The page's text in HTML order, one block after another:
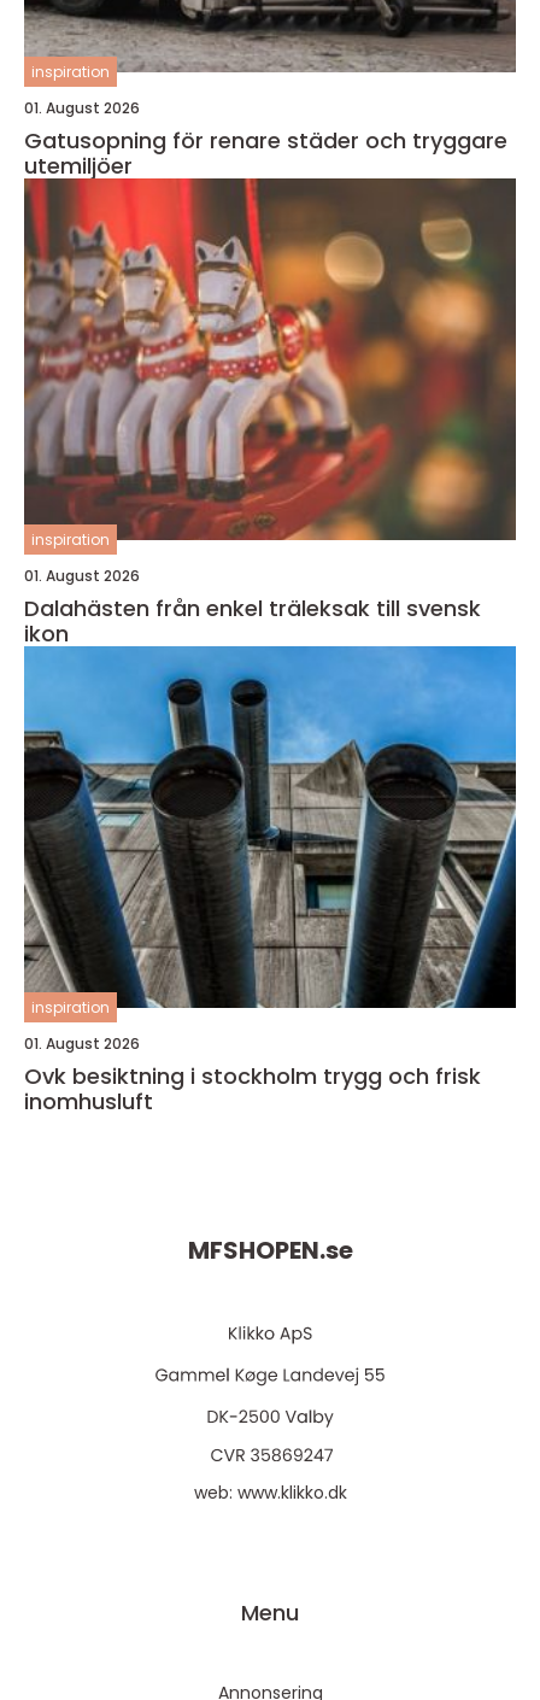
inspiration
01. August 2026
Gatusopning för renare städer och tryggare
utemiljöer
inspiration
01. August 2026
Dalahästen från enkel träleksak till svensk
ikon
inspiration
01. August 2026
Ovk besiktning i stockholm trygg och frisk
inomhusluft
MFSHOPEN.se
web: www.klikko.dk
Menu
Annonsering